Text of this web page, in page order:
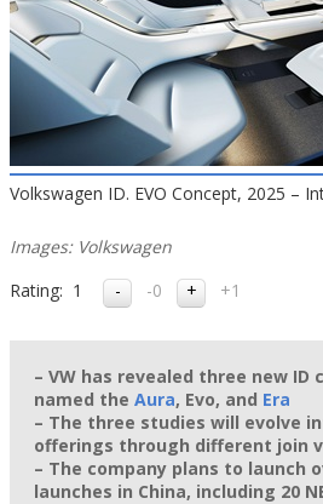
Volkswagen ID. EVO Concept, 2025 –
Images: Volkswagen
Rating: 1 -0 +1
– VW has revealed three new ID
named the Aura, Evo, and Era
– The three studies will evolve
offerings through different join
– The company plans to launch
launches in China, including 20